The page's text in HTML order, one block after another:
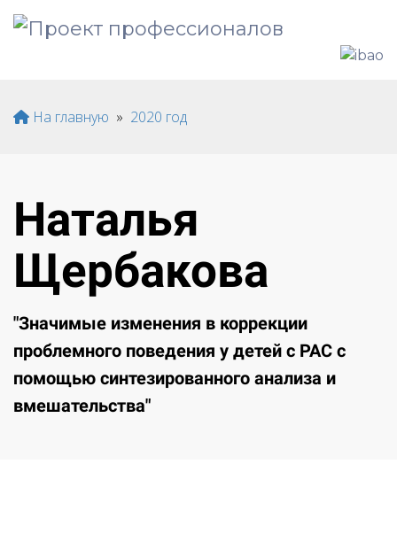
На главную » 2020 год
Наталья
Щербакова
"Значимые изменения в коррекции
проблемного поведения у детей с РАС с
помощью синтезированного анализа и
вмешательства"